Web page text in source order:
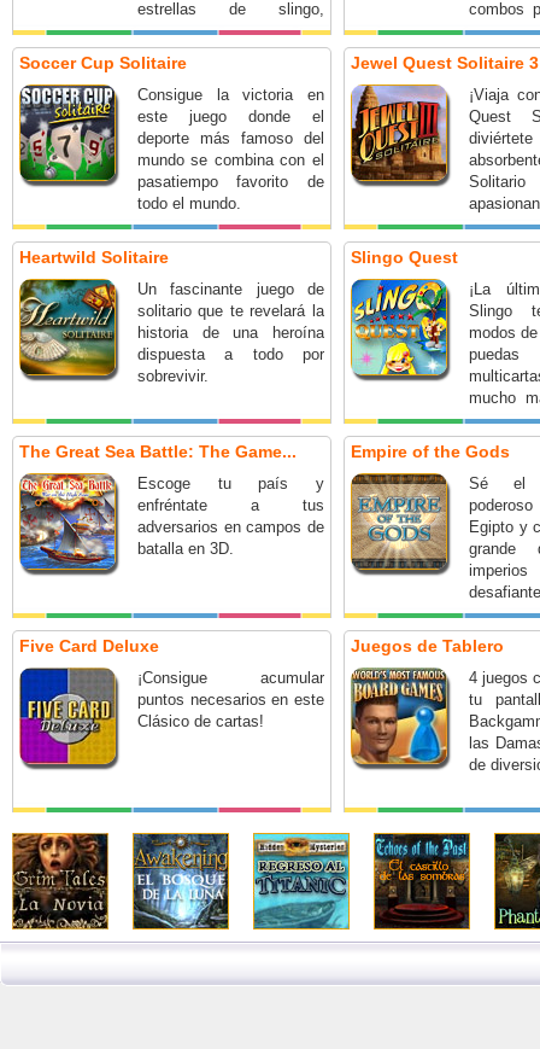
estrellas de slingo,
potenciadores y mucho
más!
combos
tesoros!
Soccer Cup Solitaire
Consigue la victoria en
este juego donde el
deporte más famoso del
mundo se combina con el
pasatiempo favorito de
todo el mundo.
Jewel Quest Solitaire 3
¡Viaja
Quest
joyas!
Heartwild Solitaire
Un fascinante juego de
solitario que te revelará la
historia de una heroína
dispuesta a todo por
sobrevivir.
Slingo Quest
¡La
Slingo
modos
mucho
aventura!
The Great Sea Battle: The Game...
Escoge tu país y
enfréntate a tus
adversarios en campos de
batalla en 3D.
Empire of the Gods
Sé el
Egipto y
grande
Five Card Deluxe
¡Consigue acumular
puntos necesarios en este
Clásico de cartas!
Juegos de Tablero
4 juegos
tu
las
de